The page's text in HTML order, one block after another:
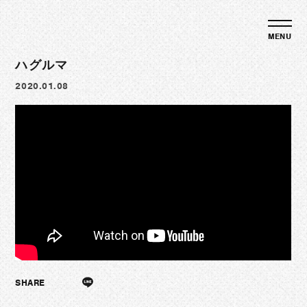
ハグルマ
2020.01.08
SHARE